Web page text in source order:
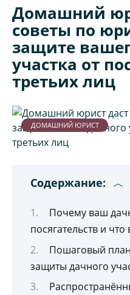
Домашний
советы по
защите
участка от
третьих лиц
ДОМАШНИЙ ЮРИСТ
Содержание:
Почему ваш
посягательств и
Пошаговый
защиты дачного